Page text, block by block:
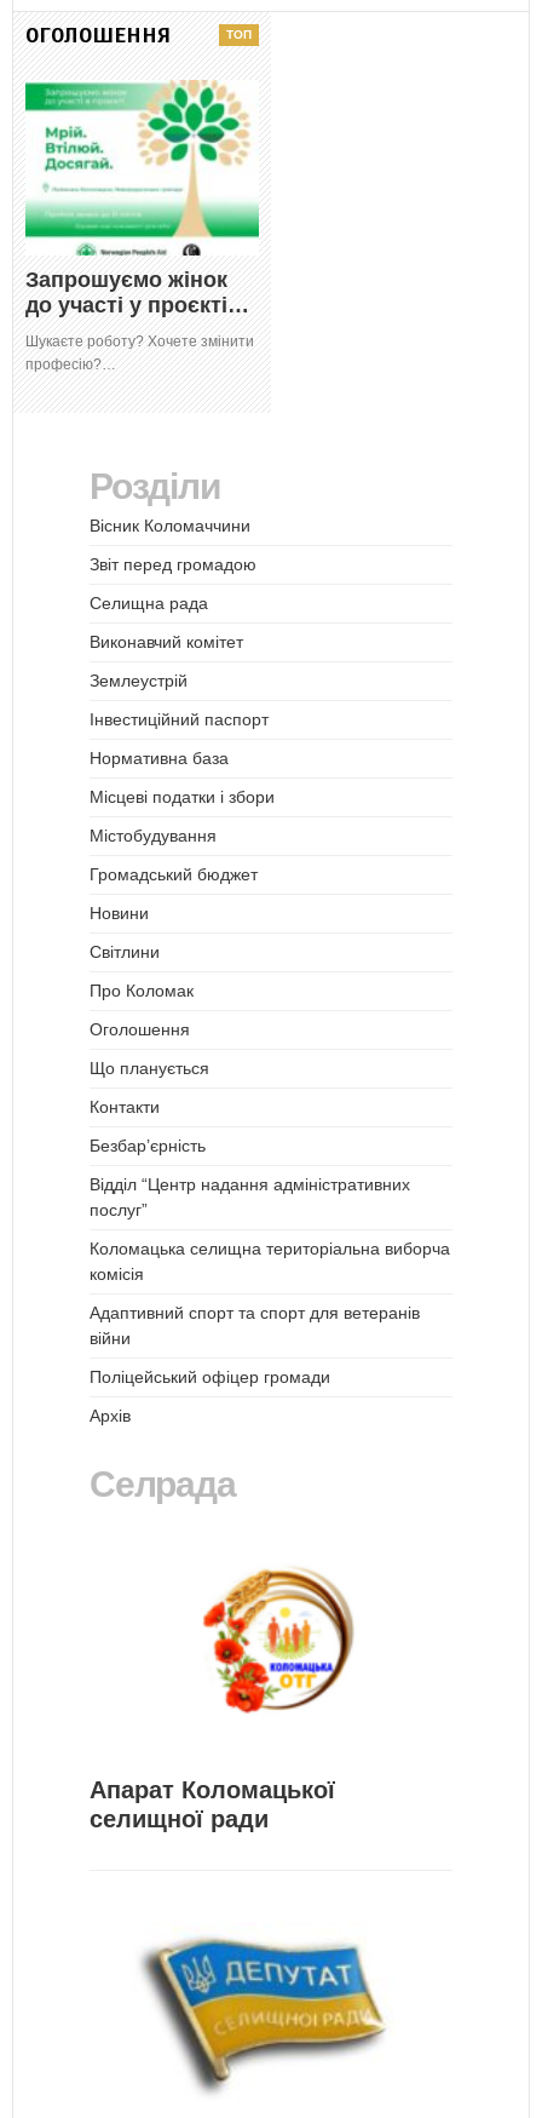
ОГОЛОШЕННЯ
Запрошуємо жінок
до участі у проєкті…
Шукаєте роботу? Хочете змінити
професію?…
Розділи
Вісник Коломаччини
Звіт перед громадою
Селищна рада
Виконавчий комітет
Землеустрій
Інвестиційний паспорт
Нормативна база
Місцеві податки і збори
Містобудування
Громадський бюджет
Новини
Світлини
Про Коломак
Оголошення
Що планується
Контакти
Безбар’єрність
Відділ “Центр надання адміністративних
послуг”
Коломацька селищна територіальна виборча
комісія
Адаптивний спорт та спорт для ветеранів
війни
Поліцейський офіцер громади
Архів
Селрада
Апарат Коломацької
селищної ради